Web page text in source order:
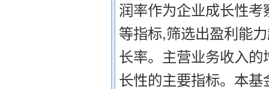
润率作为企业成长性
等指标,筛选出盈利能
长率。主营业务收入
长性的主要指标。本